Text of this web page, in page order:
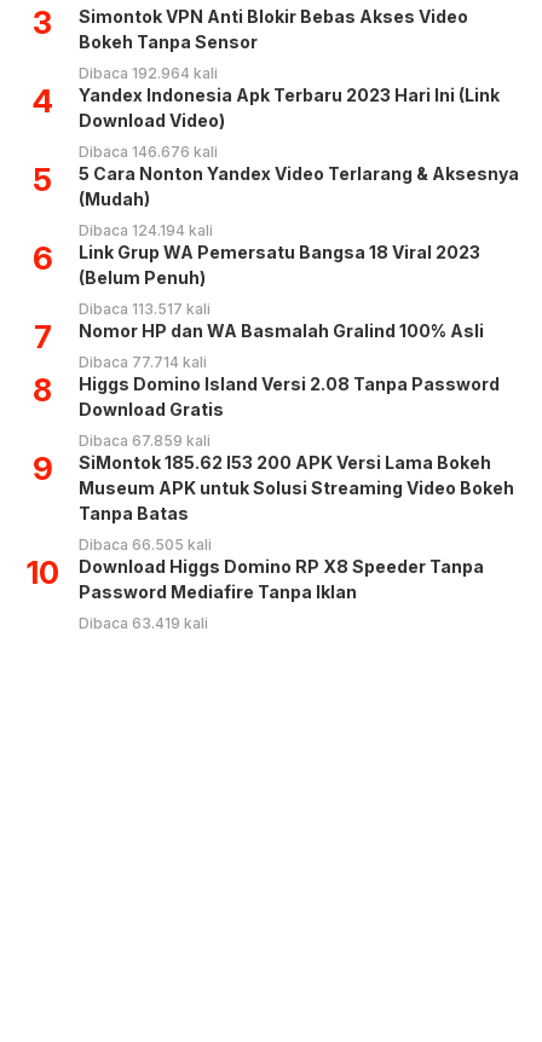
3
Simontok VPN Anti Blokir Bebas Akses Video
Bokeh Tanpa Sensor
Dibaca 192.964 kali
4
Yandex Indonesia Apk Terbaru 2023 Hari Ini (Link
Download Video)
Dibaca 146.676 kali
5
5 Cara Nonton Yandex Video Terlarang & Aksesnya
(Mudah)
Dibaca 124.194 kali
6
Link Grup WA Pemersatu Bangsa 18 Viral 2023
(Belum Penuh)
Dibaca 113.517 kali
7 Nomor HP dan WA Basmalah Gralind 100% Asli
Dibaca 77.714 kali
8
Higgs Domino Island Versi 2.08 Tanpa Password
Download Gratis
Dibaca 67.859 kali
9
SiMontok 185.62 l53 200 APK Versi Lama Bokeh
Museum APK untuk Solusi Streaming Video Bokeh
Tanpa Batas
Dibaca 66.505 kali
10
Download Higgs Domino RP X8 Speeder Tanpa
Password Mediafire Tanpa Iklan
Dibaca 63.419 kali